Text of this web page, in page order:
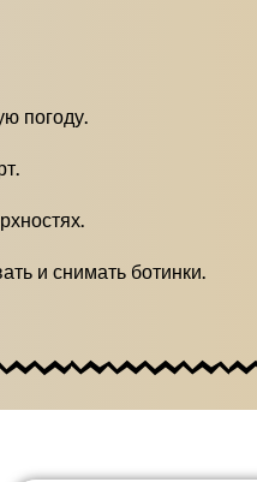
погоду.
и снимать ботинки.